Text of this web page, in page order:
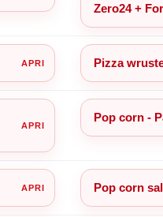
Zero24 +
Pizza
Pop corn -
Pop corn